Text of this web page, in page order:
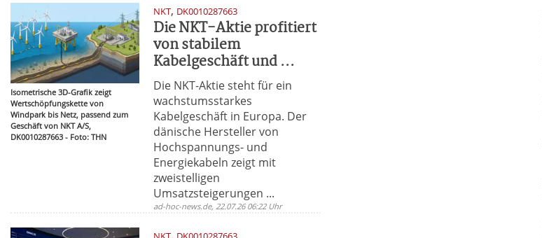
Isometrische 3D-Grafik zeigt
Wertschöpfungskette von
Windpark bis Netz, passend zum
Geschäft von NKT A/S,
DK0010287663 - Foto: THN
NKT, DK0010287663
Die NKT-Aktie profitiert
von stabilem
Kabelgeschäft und ...
Die NKT-Aktie steht für ein
wachstumsstarkes
Kabelgeschäft in Europa. Der
dänische Hersteller von
Hochspannungs- und
Energiekabeln zeigt mit
zweistelligen
Umsatzsteigerungen ...
ad-hoc-news.de, 22.07.26 06:22 Uhr
,